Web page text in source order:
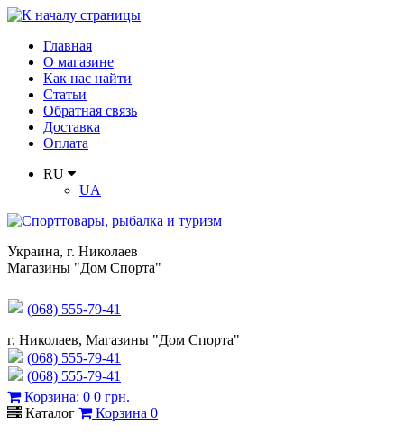
Главная
О магазине
Как нас найти
Статьи
Обратная связь
Доставка
Оплата
RU
UA
Украина, г. Николаев
Магазины "Дом Спорта"
(068) 555-79-41
г. Николаев, Магазины "Дом Спорта"
(068) 555-79-41
(068) 555-79-41
Корзина: 0 0 грн.
Каталог
Корзина 0